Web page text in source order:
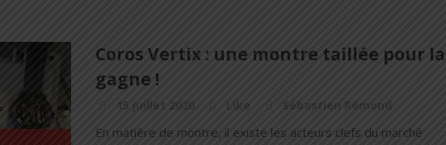
Coros Vertix : une montre taillée pour la
gagne !
15 juillet 2020 Like Sébastien Rémond
En matière de montre, il existe les acteurs clefs du marché